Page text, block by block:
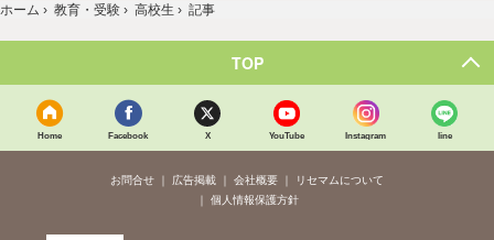
ホーム › 教育・受験 › 高校生 › 記事
TOP
Home Facebook X YouTube Instagram line
お問合せ 広告掲載 会社概要
リセマムについて
個人情報保護方針